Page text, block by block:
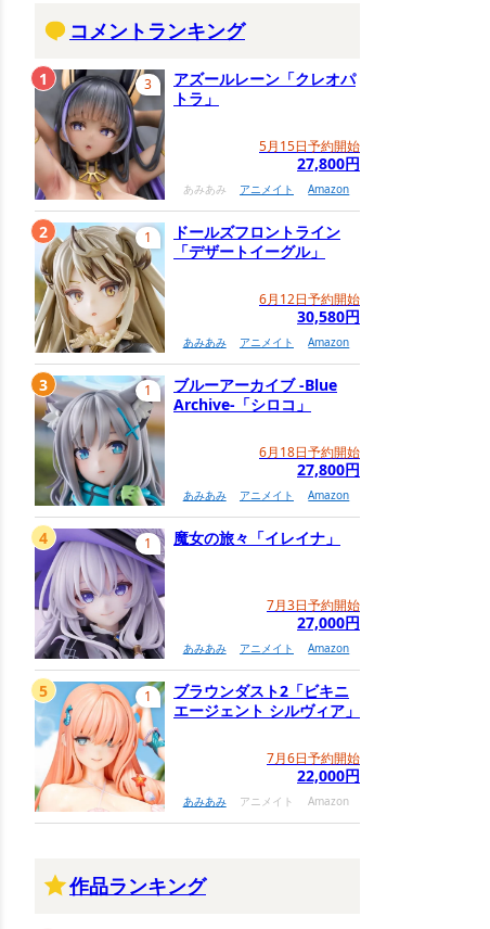
コメントランキング
アズールレーン「クレオパ
トラ」
5月15日予約開始
27,800円
あみあみ アニメイト Amazon
3
1
ドールズフロントライン
「デザートイーグル」
6月12日予約開始
30,580円
あみあみ アニメイト Amazon
1
2
ブルーアーカイブ -Blue
Archive-「シロコ」
6月18日予約開始
27,800円
あみあみ アニメイト Amazon
1
3
魔女の旅々「イレイナ」
7月3日予約開始
27,000円
あみあみ アニメイト Amazon
1
4
ブラウンダスト2「ビキニ
エージェント シルヴィア」
7月6日予約開始
22,000円
あみあみ アニメイト Amazon
1
5
作品ランキング